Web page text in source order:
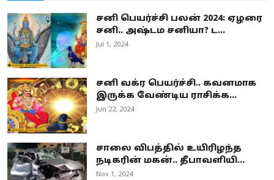
சனி பெயர்ச்சி பலன் 2024: ஏழரை
சனி.. அஷ்டம சனியா? ட...
Jul 1, 2024
சனி வக்ர பெயர்ச்சி.. கவனமாக
இருக்க வேண்டிய ராசிக்க...
Jun 22, 2024
சாலை விபத்தில் உயிரிழந்த
நடிகரின் மகன்.. தீபாவளியி...
Nov 1, 2024